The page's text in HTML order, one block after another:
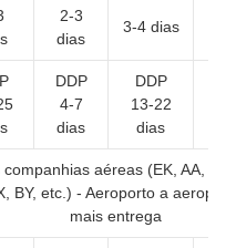
2-3
dias
3-4 dias
DDP
4-7
dias
DDP
13-22
dias
aéreas (EK, AA,
BY, etc.) - Aeroporto a
mais entrega